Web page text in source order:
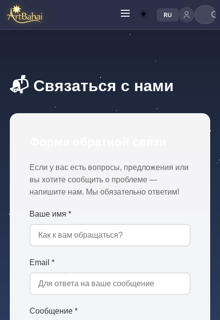
☀️ RU
📬 Связаться с нами
Если у вас есть вопросы, предложения или
вы хотите сообщить о проблеме —
напишите нам. Мы обязательно ответим!
Ваше имя *
Email *
Сообщение *